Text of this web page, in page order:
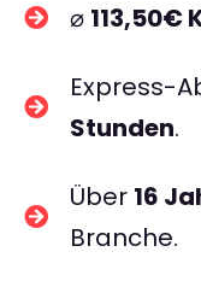
⌀ 113,50€
Express-
Stunden.
Über 16
Branche.